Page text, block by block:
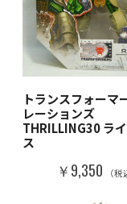
トランスフォーマ
レーションズ
THRILLING30 ラ
ス
￥9,350 （税